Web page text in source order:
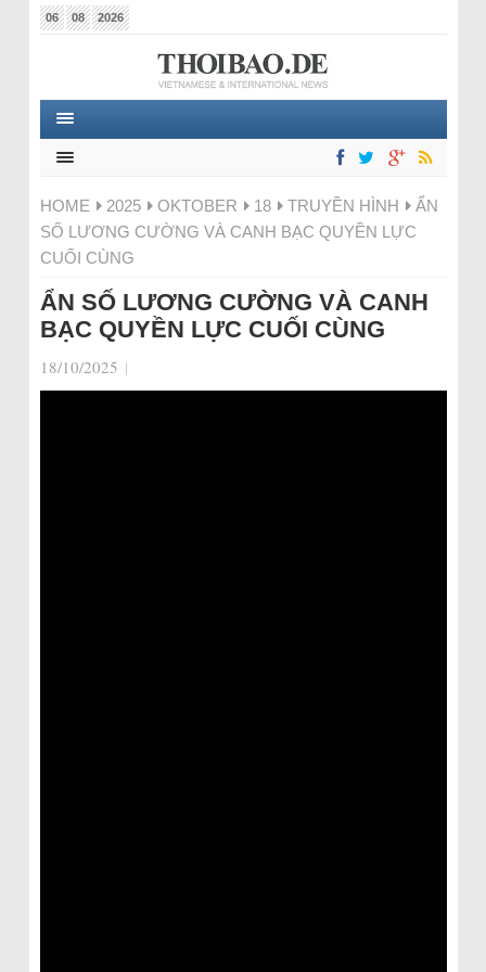
06 08 2026
HOME 2025 OKTOBER 18 TRUYỀN HÌNH
ẨN
SỐ LƯƠNG CƯỜNG VÀ CANH BẠC QUYỀN LỰC
CUỐI CÙNG
ẨN SỐ LƯƠNG CƯỜNG VÀ CANH
BẠC QUYỀN LỰC CUỐI CÙNG
18/10/2025 |